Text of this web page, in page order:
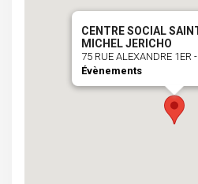
CENTRE SOCIAL
MICHEL JERICHO
75 RUE ALEXANDRE 1ER
Évènements